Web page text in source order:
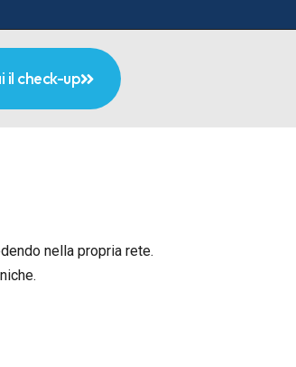
il check-up
nella propria rete.